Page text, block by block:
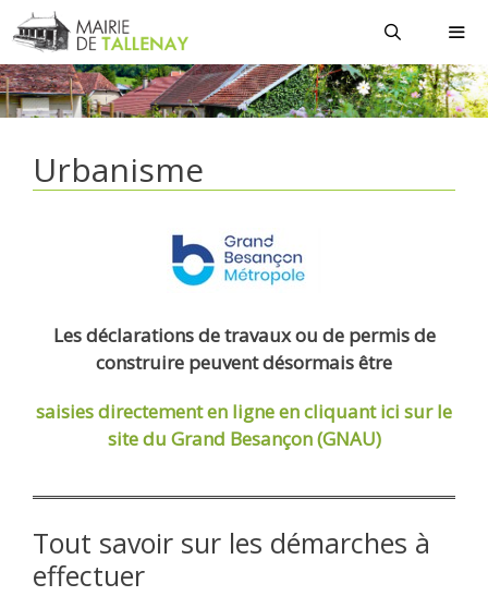
Aller
au
contenu
Urbanisme
Les déclarations de travaux ou de permis de
construire peuvent désormais être
saisies directement en ligneen cliquant ici sur le
site du Grand Besançon (GNAU)
Tout savoir sur les démarches à
effectuer